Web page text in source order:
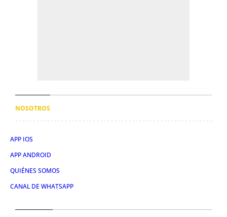
NOSOTROS
APP IOS
APP ANDROID
QUIÉNES SOMOS
CANAL DE WHATSAPP